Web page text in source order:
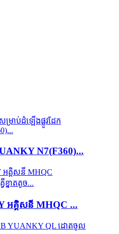
N7(F360)...
អគ្គិសនី MHQC ...